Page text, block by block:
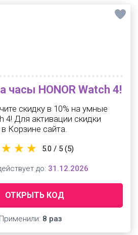
часы HONOR Watch 4!
скидку в 10% на умные
4! Для активации скидки
Корзине сайта.
ОТКРЫТЬ КОД
Применили: 8 раз
5.0 / 5 (5)
до: 31.12.2026